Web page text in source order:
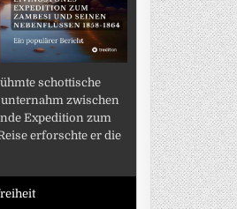
schottische
zwischen
Expedition zum
erforschte er die